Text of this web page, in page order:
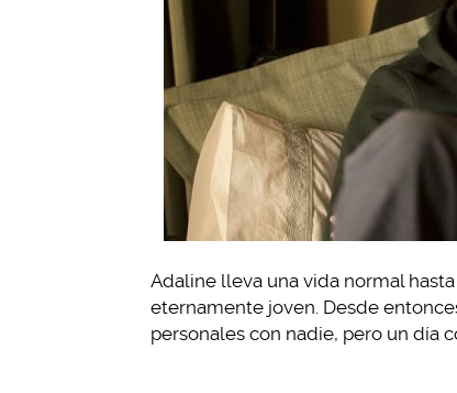
Adaline lleva una vida normal
eternamente joven. Desde
personales con nadie, pero un día